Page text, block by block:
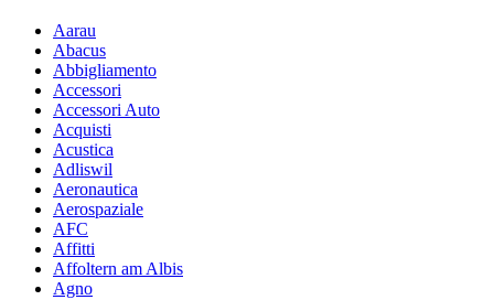
Aarau
Abacus
Abbigliamento
Accessori
Accessori Auto
Acquisti
Acustica
Adliswil
Aeronautica
Aerospaziale
AFC
Affitti
Affoltern am Albis
Agno